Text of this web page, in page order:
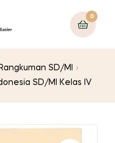
0
SD/MI
SD/MI Kelas IV